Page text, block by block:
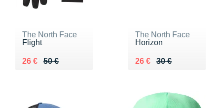
The North Face
Flight
50 €
Au lieu de 50 €
26 €
Vendu 26 €
The North Face
Horizon
30 €
Au lieu de 30 €
26 €
Vendu 26 €